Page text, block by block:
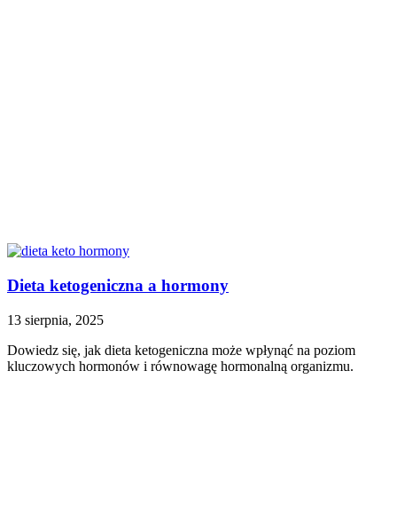
Dieta ketogeniczna a hormony
13 sierpnia, 2025
Dowiedz się, jak dieta ketogeniczna może wpłynąć na poziom
kluczowych hormonów i równowagę hormonalną organizmu.